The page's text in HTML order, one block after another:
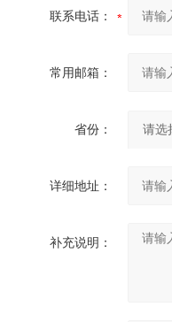
联系电话：
常用邮箱：
省份：
详细地址：
补充说明：